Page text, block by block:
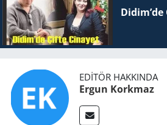
EDITÖR HAKKINDA
Ergun Korkmaz